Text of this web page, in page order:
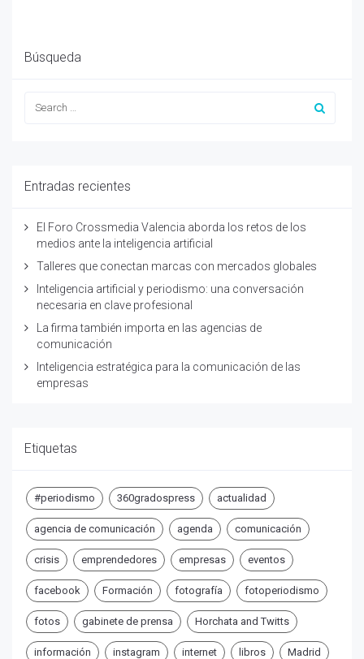
Búsqueda
Entradas recientes
El Foro Crossmedia Valencia aborda los retos de los
medios ante la inteligencia artificial
Talleres que conectan marcas con mercados globales
Inteligencia artificial y periodismo: una conversación
necesaria en clave profesional
La firma también importa en las agencias de
comunicación
Inteligencia estratégica para la comunicación de las
empresas
Etiquetas
#periodismo 360gradospress actualidad
agencia de comunicación agenda comunicación
crisis emprendedores empresas eventos
facebook Formación fotografía fotoperiodismo
fotos gabinete de prensa Horchata and Twitts
información instagram internet libros Madrid